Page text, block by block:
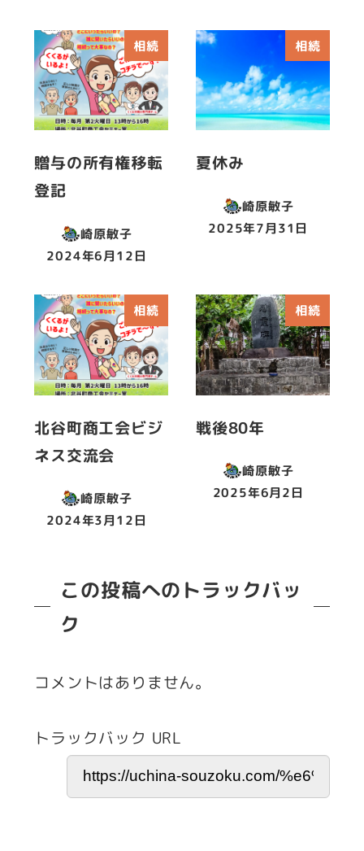
相続
贈与の所有権移転
登記
崎原敏子
投稿日
2024年6月12日
相続
夏休み
崎原敏子
投稿日
2025年7月31日
相続
北谷町商工会ビジ
ネス交流会
崎原敏子
投稿日
2024年3月12日
相続
戦後80年
崎原敏子
投稿日
2025年6月2日
この投稿へのトラックバッ
ク
コメントはありません。
トラックバック URL